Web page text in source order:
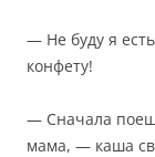
— Не буду я
конфету!
— Сначала
мама, — каша